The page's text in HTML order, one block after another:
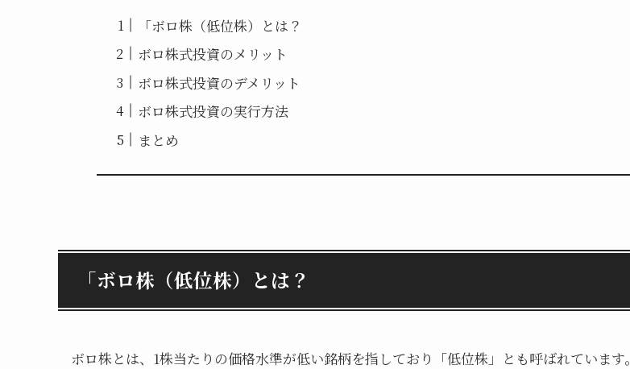
「ボロ株（低位株）とは？
ボロ株式投資のメリット
ボロ株式投資のデメリット
ボロ株式投資の実行方法
まとめ
「ボロ株（低位株）とは？
ボロ株とは、1株当たりの価格水準が低い銘柄を指しており「低位株」とも呼ばれています。